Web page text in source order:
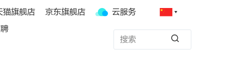
猫旗舰店 京东旗舰店
云服务